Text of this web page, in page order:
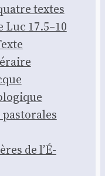
textes
Luc 17.5–10
de l’É­